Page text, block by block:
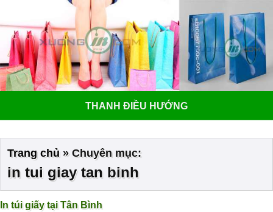
THANH ĐIỀU HƯỚNG
Trang chủ» Chuyên mục:
in tui giay tan binh
In túi giấy tại Tân Bình